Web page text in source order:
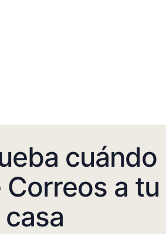
cuándo
a tu
casa